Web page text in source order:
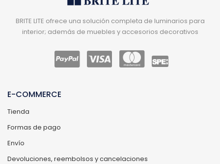
BRITE LITE ofrece una solución completa de luminarios para
interior; además de muebles y accesorios decorativos
E-COMMERCE
Tienda
Formas de pago
Envío
Devoluciones, reembolsos y cancelaciones